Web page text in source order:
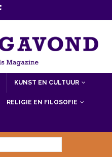
KUNST EN CULTUUR
RELIGIE EN FILOSOFIE